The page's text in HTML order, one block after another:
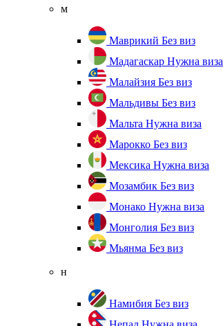
м
Маврикий Без виз
Мадагаскар Нужна виза
Малайзия Без виз
Мальдивы Без виз
Мальта Нужна виза
Марокко Без виз
Мексика Нужна виза
Мозамбик Без виз
Монако Нужна виза
Монголия Без виз
Мьянма Без виз
н
Намибия Без виз